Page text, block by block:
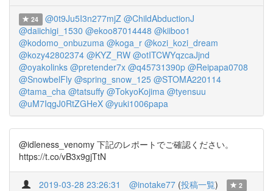
24 @0t9Ju5I3n277mjZ @ChildAbductionJ
@daiichigi_1530 @ekoo87014448 @kiiboo1
@kodomo_onbuzuma @koga_r @kozi_kozi_dream
@kozy42802374 @KYZ_RW @otITCWYqzcaJjnd
@oyakolinks @pretender7x @q45731390p @Reipapa0708
@SnowbelFly @spring_snow_125 @STOMA220114
@tama_cha @tatsuffy @TokyoKojima @tyensuu
@uM7IqgJ0RtZGHeX @yuki1006papa
@idleness_venomy 下記のレポートでご確認ください。
https://t.co/vB3x9gjTtN
2019-03-28 23:26:31 @inotake77 (投稿一覧) 2